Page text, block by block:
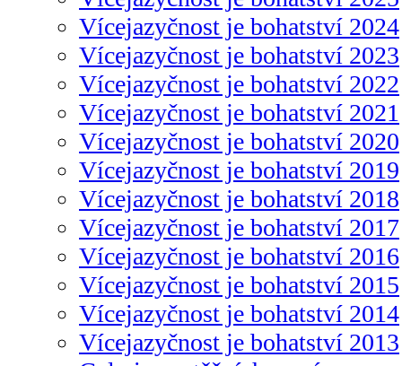
Vícejazyčnost je bohatství 2024
Vícejazyčnost je bohatství 2023
Vícejazyčnost je bohatství 2022
Vícejazyčnost je bohatství 2021
Vícejazyčnost je bohatství 2020
Vícejazyčnost je bohatství 2019
Vícejazyčnost je bohatství 2018
Vícejazyčnost je bohatství 2017
Vícejazyčnost je bohatství 2016
Vícejazyčnost je bohatství 2015
Vícejazyčnost je bohatství 2014
Vícejazyčnost je bohatství 2013